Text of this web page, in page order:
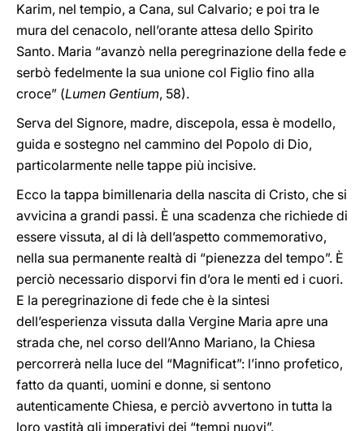
Karim, nel tempio, a Cana, sul Calvario; e poi tra le
mura del cenacolo, nell’orante attesa dello Spirito
Santo. Maria “avanzò nella peregrinazione della fede e
serbò fedelmente la sua unione col Figlio fino alla
croce” (Lumen Gentium, 58).
Serva del Signore, madre, discepola, essa è modello,
guida e sostegno nel cammino del Popolo di Dio,
particolarmente nelle tappe più incisive.
Ecco la tappa bimillenaria della nascita di Cristo, che si
avvicina a grandi passi. È una scadenza che richiede di
essere vissuta, al di là dell’aspetto commemorativo,
nella sua permanente realtà di “pienezza del tempo”. È
perciò necessario disporvi fin d’ora le menti ed i cuori.
E la peregrinazione di fede che è la sintesi
dell’esperienza vissuta dalla Vergine Maria apre una
strada che, nel corso dell’Anno Mariano, la Chiesa
percorrerà nella luce del “Magnificat”: l’inno profetico,
fatto da quanti, uomini e donne, si sentono
autenticamente Chiesa, e perciò avvertono in tutta la
loro vastità gli imperativi dei “tempi nuovi”.